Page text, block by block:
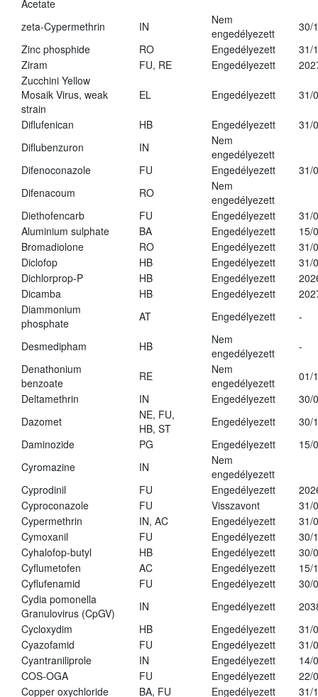
Acetate
zeta-Cypermethrin IN
Nem
engedélyezett
30/
Zinc phosphide
RO Engedélyezett
31/
Ziram
FU, RE Engedélyezett
Zucchini Yellow
Mosaik Virus, weak
strain
EL Engedélyezett 31/
Diflufenican HB Engedélyezett
31/
Diflubenzuron
IN
Nem
engedélyezett
Difenoconazole
FU Engedélyezett
31/
Difenacoum
RO
Nem
engedélyezett
Diethofencarb
FU Engedélyezett
31/
Aluminium sulphate
BA Engedélyezett
15/
Bromadiolone
RO Engedélyezett
31/
Diclofop
HB Engedélyezett
31/
Dichlorprop-P
HB Engedélyezett
Dicamba
HB Engedélyezett
Diammonium
phosphate
AT Engedélyezett -
Desmedipham HB
Nem
engedélyezett
-
Denathonium
benzoate
RE
Nem
engedélyezett
01/
Deltamethrin
IN Engedélyezett
30/
Dazomet
NE, FU,
HB, ST
Engedélyezett
30/
Daminozide
PG Engedélyezett
15/
Cyromazine
IN
Nem
engedélyezett
Cyprodinil
FU Engedélyezett
Cyproconazole
FU Visszavont
31/
Cypermethrin
IN, AC Engedélyezett
31/
Cymoxanil
FU Engedélyezett
30/
Cyhalofop-butyl
HB Engedélyezett
30/
Cyflumetofen
AC Engedélyezett
15/
Cyflufenamid
FU Engedélyezett
30/
Cydia pomonella
Granulovirus (CpGV)
IN Engedélyezett
Cycloxydim
HB Engedélyezett
31/
Cyazofamid
FU Engedélyezett
31/
Cyantraniliprole
IN Engedélyezett
14/
COS-OGA
FU Engedélyezett
22/
Copper oxychloride
BA, FU Engedélyezett
31/